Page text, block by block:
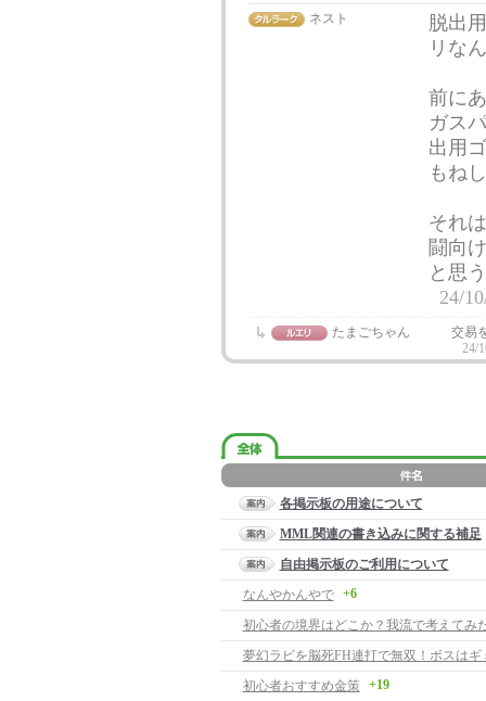
ネスト
脱出
リな
前に
ガス
出用
もね
それ
闘向
と思
24/
たまごちゃん
交易
24/
各掲示板の用途について
MML関連の書き込みに関する補足
自由掲示板のご利用について
なんやかんやで
+6
初心者の境界はどこか？我流で考えてみ
初心者おすすめ金策 +19